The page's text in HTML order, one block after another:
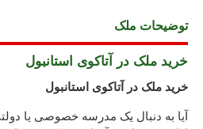
توضیحات ملک
خرید ملک در آتاکوی استانبول
خرید ملک در آتاکوی استانبول
آیا به دنبال یک مدرسه خصوصی یا